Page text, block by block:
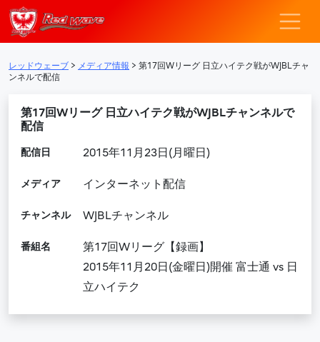
メインナビゲーション
レッドウェー
レッドウェーブ > メディア情報 > 第17回Wリーグ 日立ハイテク戦がWJBLチャ
ンネルで配信
第17回Wリーグ 日立ハイテク戦がWJBLチャンネルで
配信
配信日 2015年11月23日(月曜日)
メディア インターネット配信
チャンネル WJBLチャンネル
番組名
第17回Wリーグ【録画】
2015年11月20日(金曜日)開催 富士通 vs 日
立ハイテク